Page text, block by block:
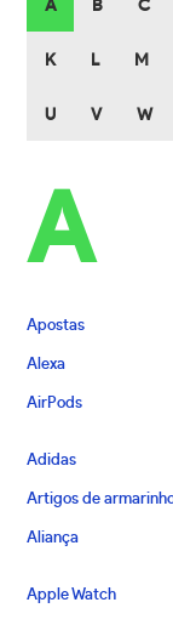
A B C
K L M
U V W
A
Apostas
Alexa
AirPods
Adidas
Artigos de
Aliança
Apple Watch